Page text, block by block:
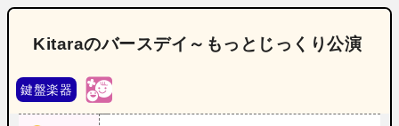
Kitaraのバースデイ～もっとじっくり公演
鍵盤楽器